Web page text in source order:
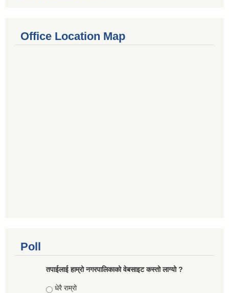
Office Location Map
Poll
तपाईलाई हाम्रो नगरपालिकाको वेबसाइट कस्तो लाग्यो ?
Choices
धेरै राम्रो